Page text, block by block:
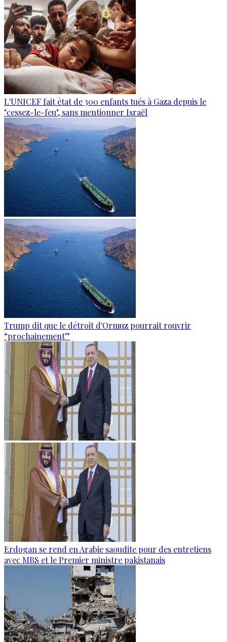
L'UNICEF fait état de 300 enfants tués à Gaza depuis le
"cessez-le-feu", sans mentionner Israël
Trump dit que le détroit d'Ormuz pourrait rouvrir
“prochainement”
Erdogan se rend en Arabie saoudite pour des entretiens
avec MBS et le Premier ministre pakistanais